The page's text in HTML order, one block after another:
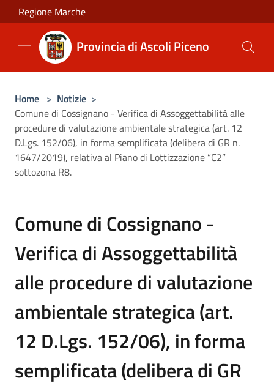
Salta al contenuto principale
Regione Marche
Provincia di Ascoli Piceno
Home > Notizie >
Comune di Cossignano - Verifica di Assoggettabilità alle
procedure di valutazione ambientale strategica (art. 12
D.Lgs. 152/06), in forma semplificata (delibera di GR n.
1647/2019), relativa al Piano di Lottizzazione “C2”
sottozona R8.
Comune di Cossignano -
Verifica di Assoggettabilità
alle procedure di valutazione
ambientale strategica (art.
12 D.Lgs. 152/06), in forma
semplificata (delibera di GR